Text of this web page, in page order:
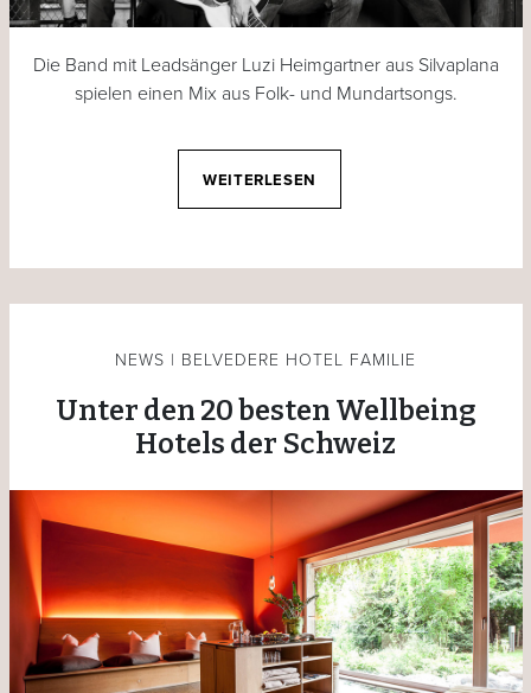
Die Band mit Leadsänger Luzi Heimgartner aus Silvaplana
spielen einen Mix aus Folk- und Mundartsongs.
WEITERLESEN
NEWS | BELVEDERE HOTEL FAMILIE
Unter den 20 besten Wellbeing
Hotels der Schweiz